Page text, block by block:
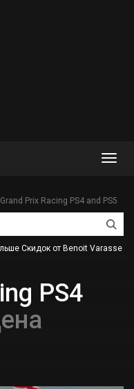
Grand Prix Racing PS4 and PS5
Скидок от Benoit Varasse
PS4